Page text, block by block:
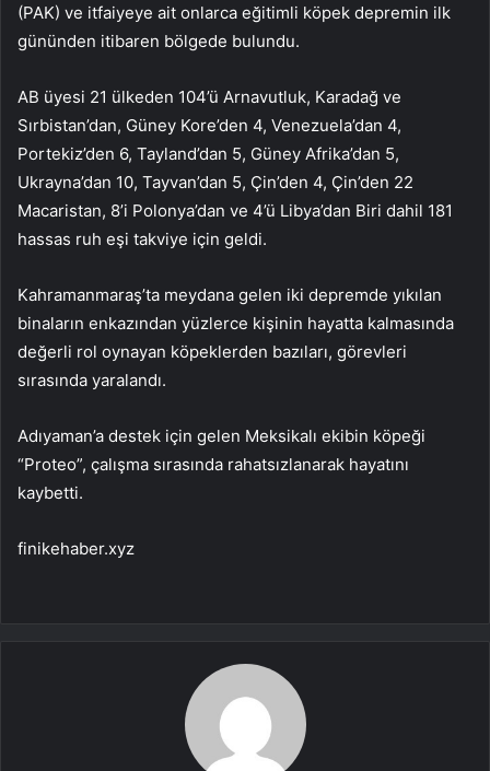
(PAK) ve itfaiyeye ait onlarca eğitimli köpek depremin ilk
gününden itibaren bölgede bulundu.
AB üyesi 21 ülkeden 104’ü Arnavutluk, Karadağ ve
Sırbistan’dan, Güney Kore’den 4, Venezuela’dan 4,
Portekiz’den 6, Tayland’dan 5, Güney Afrika’dan 5,
Ukrayna’dan 10, Tayvan’dan 5, Çin’den 4, Çin’den 22
Macaristan, 8’i Polonya’dan ve 4’ü Libya’dan Biri dahil 181
hassas ruh eşi takviye için geldi.
Kahramanmaraş’ta meydana gelen iki depremde yıkılan
binaların enkazından yüzlerce kişinin hayatta kalmasında
değerli rol oynayan köpeklerden bazıları, görevleri
sırasında yaralandı.
Adıyaman’a destek için gelen Meksikalı ekibin köpeği
“Proteo”, çalışma sırasında rahatsızlanarak hayatını
kaybetti.
finikehaber.xyz